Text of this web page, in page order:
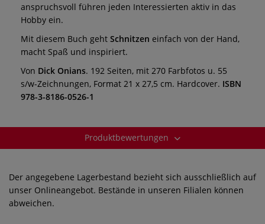
anspruchsvoll führen jeden Interessierten aktiv in das
Hobby ein.
Mit diesem Buch geht Schnitzen einfach von der Hand,
macht Spaß und inspiriert.
Von Dick Onians. 192 Seiten, mit 270 Farbfotos u. 55
s/w-Zeichnungen, Format 21 x 27,5 cm. Hardcover. ISBN
978-3-8186-0526-1
Produktbewertungen
Der angegebene Lagerbestand bezieht sich ausschließlich auf
unser Onlineangebot. Bestände in unseren Filialen können
abweichen.